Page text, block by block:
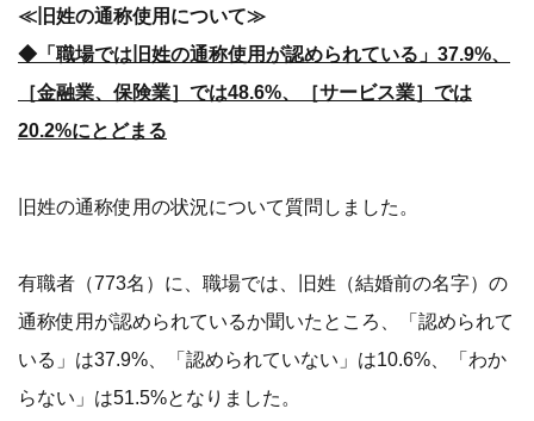
≪旧姓の通称使用について≫
◆「職場では旧姓の通称使用が認められている」37.9%、
［金融業、保険業］では48.6%、［サービス業］では
20.2%にとどまる
旧姓の通称使用の状況について質問しました。
有職者（773名）に、職場では、旧姓（結婚前の名字）の
通称使用が認められているか聞いたところ、「認められて
いる」は37.9%、「認められていない」は10.6%、「わか
らない」は51.5%となりました。